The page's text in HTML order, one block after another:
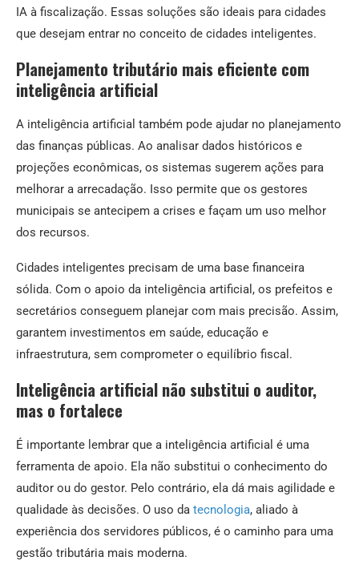
IA à fiscalização. Essas soluções são ideais para cidades
que desejam entrar no conceito de cidades inteligentes.
Planejamento tributário mais eficiente com
inteligência artificial
A inteligência artificial também pode ajudar no planejamento
das finanças públicas. Ao analisar dados históricos e
projeções econômicas, os sistemas sugerem ações para
melhorar a arrecadação. Isso permite que os gestores
municipais se antecipem a crises e façam um uso melhor
dos recursos.
Cidades inteligentes precisam de uma base financeira
sólida. Com o apoio da inteligência artificial, os prefeitos e
secretários conseguem planejar com mais precisão. Assim,
garantem investimentos em saúde, educação e
infraestrutura, sem comprometer o equilíbrio fiscal.
Inteligência artificial não substitui o auditor,
mas o fortalece
É importante lembrar que a inteligência artificial é uma
ferramenta de apoio. Ela não substitui o conhecimento do
auditor ou do gestor. Pelo contrário, ela dá mais agilidade e
qualidade às decisões. O uso da tecnologia, aliado à
experiência dos servidores públicos, é o caminho para uma
gestão tributária mais moderna.